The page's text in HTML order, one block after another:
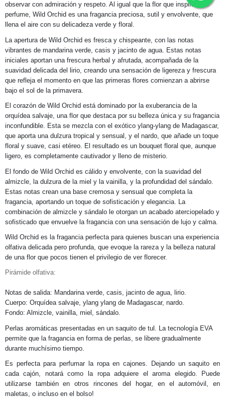
observar con admiración y respeto. Al igual que la flor que inspira este
perfume, Wild Orchid es una fragancia preciosa, sutil y envolvente, que
llena el aire con su delicadeza verde y floral.
La apertura de Wild Orchid es fresca y chispeante, con las notas
vibrantes de mandarina verde, casis y jacinto de agua. Estas notas
iniciales aportan una frescura herbal y afrutada, acompañada de la
suavidad delicada del lirio, creando una sensación de ligereza y frescura
que refleja el momento en que las primeras flores comienzan a abrirse
bajo el sol de la primavera.
El corazón de Wild Orchid está dominado por la exuberancia de la
orquídea salvaje, una flor que destaca por su belleza única y su fragancia
inconfundible. Esta se mezcla con el exótico ylang-ylang de Madagascar,
que aporta una dulzura tropical y sensual, y el nardo, que añade un toque
floral y suave, casi etéreo. El resultado es un bouquet floral que, aunque
ligero, es completamente cautivador y lleno de misterio.
El fondo de Wild Orchid es cálido y envolvente, con la suavidad del
almizcle, la dulzura de la miel y la vainilla, y la profundidad del sándalo.
Estas notas crean una base cremosa y sensual que completa la
fragancia, aportando un toque de sofisticación y elegancia. La
combinación de almizcle y sándalo le otorgan un acabado aterciopelado y
sofisticado que envuelve la fragancia con una sensación de lujo y calma.
Wild Orchid es la fragancia perfecta para quienes buscan una experiencia
olfativa delicada pero profunda, que evoque la rareza y la belleza natural
de una flor que pocos tienen el privilegio de ver florecer.
Pirámide olfativa:
Notas de salida: Mandarina verde, casis, jacinto de agua, lirio.
Cuerpo: Orquídea salvaje, ylang ylang de Madagascar, nardo.
Fondo: Almizcle, vainilla, miel, sándalo.
Perlas aromáticas presentadas en un saquito de tul. La tecnología EVA
permite que la fragancia en forma de perlas, se libere gradualmente
durante muchísimo tiempo.
Es perfecta para perfumar la ropa en cajones. Dejando un saquito en
cada cajón, notará como la ropa adquiere el aroma elegido. Puede
utilizarse también en otros rincones del hogar, en el automóvil, en
maletas, o incluso en el bolso!